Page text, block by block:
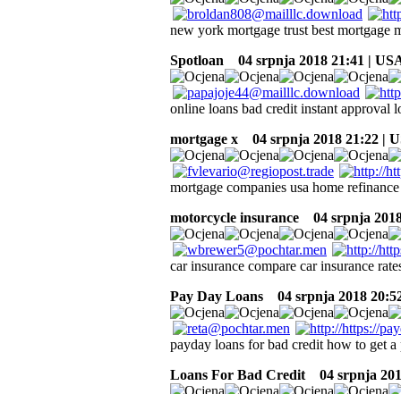
new york mortgage trust best mortgage
Spotloan
04 srpnja 2018 21:41 |
online loans bad credit instant approval
mortgage x
04 srpnja 2018 21:22 |
mortgage companies usa home
motorcycle insurance
04 srpnja
car insurance compare car insurance
Pay Day Loans
04 srpnja 2018
payday loans for bad credit how to get
Loans For Bad Credit
04 srpnja